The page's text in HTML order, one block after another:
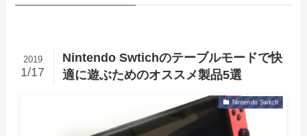
Nintendo Swtichのテーブルモードで快
適に遊ぶためのオススメ製品5選
2019
1/17
Nintendo Switch